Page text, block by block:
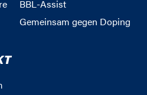
BBL-Assist
Gemeinsam gegen Doping